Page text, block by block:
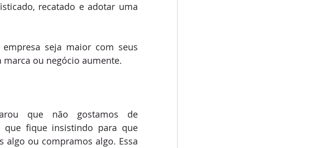
recatado e adotar uma
seja maior com seus
ou negócio aumente.
que não gostamos de
que fique insistindo para que
algo ou compramos algo. Essa